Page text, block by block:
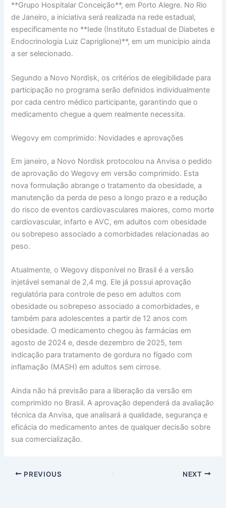
**Grupo Hospitalar Conceição**, em Porto Alegre. No Rio
de Janeiro, a iniciativa será realizada na rede estadual,
especificamente no **Iede (Instituto Estadual de Diabetes e
Endocrinologia Luiz Capriglione)**, em um município ainda
a ser selecionado.
Segundo a Novo Nordisk, os critérios de elegibilidade para
participação no programa serão definidos individualmente
por cada centro médico participante, garantindo que o
medicamento chegue a quem realmente necessita.
Wegovy em comprimido: Novidades e aprovações
Em janeiro, a Novo Nordisk protocolou na Anvisa o pedido
de aprovação do Wegovy em versão comprimido. Esta
nova formulação abrange o tratamento da obesidade, a
manutenção da perda de peso a longo prazo e a redução
do risco de eventos cardiovasculares maiores, como morte
cardiovascular, infarto e AVC, em adultos com obesidade
ou sobrepeso associado a comorbidades relacionadas ao
peso.
Atualmente, o Wegovy disponível no Brasil é a versão
injetável semanal de 2,4 mg. Ele já possui aprovação
regulatória para controle de peso em adultos com
obesidade ou sobrepeso associado a comorbidades, e
também para adolescentes a partir de 12 anos com
obesidade. O medicamento chegou às farmácias em
agosto de 2024 e, desde dezembro de 2025, tem
indicação para tratamento de gordura no fígado com
inflamação (MASH) em adultos sem cirrose.
Ainda não há previsão para a liberação da versão em
comprimido no Brasil. A aprovação dependerá da avaliação
técnica da Anvisa, que analisará a qualidade, segurança e
eficácia do medicamento antes de qualquer decisão sobre
sua comercialização.
PREVIOUS NEXT